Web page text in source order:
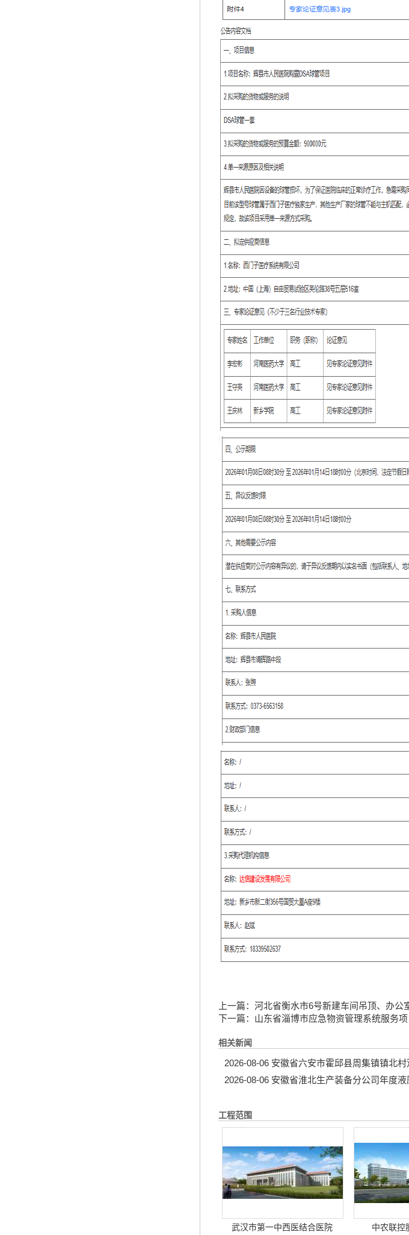
上一篇： 河北省衡水市6号新建车间吊顶、办公
下一篇： 山东省淄博市应急物资管理系统服务
相关新闻
2026-08-06 安徽省六安市霍邱县周集镇镇北村双桥村
2026-08-06 安徽省淮北生产装备分公司年度液压支架更新件
工程范围
武汉市第一中西医结合医院 中农联控